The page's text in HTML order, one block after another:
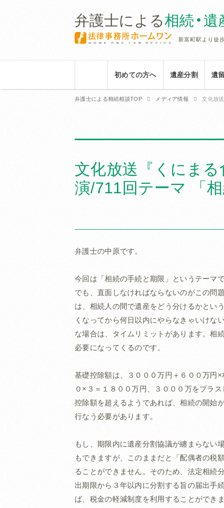
弁護士による相続・
新富町駅より徒
初めての方へ 遺産分割 遺
弁護士による相続相談TOP メディア情報 文化放
文化放送『くにま
演/711回テーマ 「
弁護士の中原です。
今回は「相続の手続と期限」というテーマ
でも、直面しなければならないのがこの問
は、相続人の間で遺産をどう分けるかとい
くなってから何日以内にやらなきゃいけな
な場合は、タイムリミットがあります。相
必要になってくるのです。
基礎控除額は、３０００万円＋６００万円
０×３＝１８００万円、３０００万をプラ
控除額を超えるようであれば、相続の開始
行なう必要があります。
もし、期限内に遺産分割協議が纏まらない
もできますが、このままだと「配偶者の税
ることができません。そのため、法定相続
出期限から３年以内に分割する旨の届出手
ば、税金の軽減制度を利用することができ